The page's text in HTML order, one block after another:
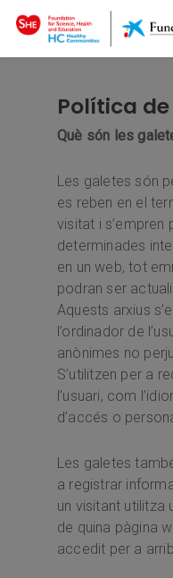
Política
Què són les
Les galetes són
es reben en el
visitat i s’empren
determinades
en un web, tot
podran ser
Aquests arxius
l’ordinador de
anònimes no
S’utilitzen per a
l’usuari, com
d’accés o
Les galetes
a registrar
un visitant utilitza
de quina pàgina
accedit per a